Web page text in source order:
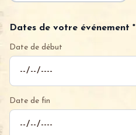
Dates de votre événement *
Date de début
Date de fin